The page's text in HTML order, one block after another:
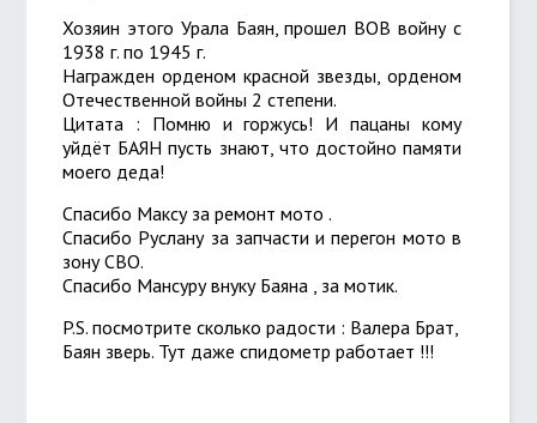
Хозяин этого Урала Баян, прошел ВОВ войну с
1938 г. по 1945 г.
Награжден орденом красной звезды, орденом
Отечественной войны 2 степени.
Цитата : Помню и горжусь! И пацаны кому
уйдёт БАЯН пусть знают, что достойно памяти
моего деда!
Спасибо Максу за ремонт мото .
Спасибо Руслану за запчасти и перегон мото в
зону СВО.
Спасибо Мансуру внуку Баяна , за мотик.
P.S. посмотрите сколько радости : Валера Брат,
Баян зверь. Тут даже спидометр работает !!!